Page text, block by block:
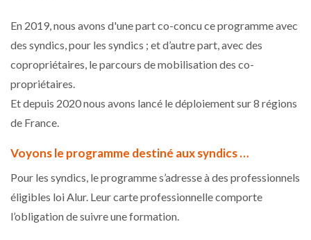
En 2019, nous avons d'une part co-concu ce programme avec
des syndics, pour les syndics ; et d’autre part, avec des
copropriétaires, le parcours de mobilisation des co-
propriétaires.
Et depuis 2020 nous avons lancé le déploiement sur 8 régions
de France.
Voyons le programme destiné aux syndics …
Pour les syndics, le programme s’adresse à des professionnels
éligibles loi Alur. Leur carte professionnelle comporte
l’obligation de suivre une formation.